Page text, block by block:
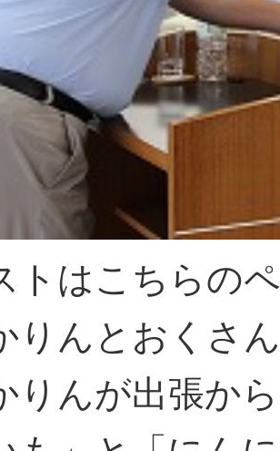
トはこちらの
りんとおくさ
りんが出張か